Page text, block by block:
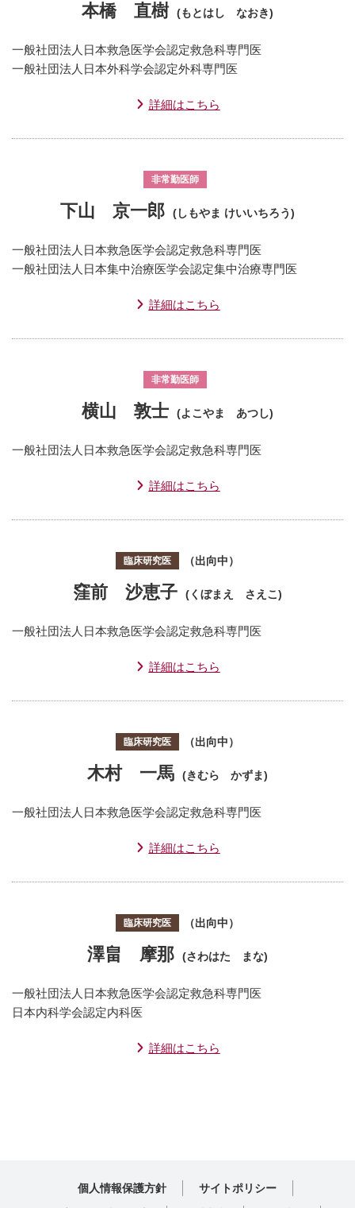
本橋 直樹 (もとはし なおき)
一般社団法人日本救急医学会認定救急科専門医
一般社団法人日本外科学会認定外科専門医
詳細はこちら
非常勤医師
下山 京一郎 (しもやま けいいちろう)
一般社団法人日本救急医学会認定救急科専門医
一般社団法人日本集中治療医学会認定集中治療専門医
詳細はこちら
非常勤医師
横山 敦士 (よこやま あつし)
一般社団法人日本救急医学会認定救急科専門医
詳細はこちら
臨床研究医 （出向中）
窪前 沙恵子 (くぼまえ さえこ)
一般社団法人日本救急医学会認定救急科専門医
詳細はこちら
臨床研究医 （出向中）
木村 一馬 (きむら かずま)
一般社団法人日本救急医学会認定救急科専門医
詳細はこちら
臨床研究医 （出向中）
澤畠 摩那 (さわはた まな)
一般社団法人日本救急医学会認定救急科専門医
日本内科学会認定内科医
詳細はこちら
個人情報保護方針
サイトポリシー